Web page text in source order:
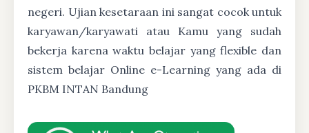
negeri. Ujian kesetaraan ini sangat cocok untuk
karyawan/karyawati atau Kamu yang sudah
bekerja karena waktu belajar yang flexible dan
sistem belajar Online e-Learning yang ada di
PKBM INTAN Bandung